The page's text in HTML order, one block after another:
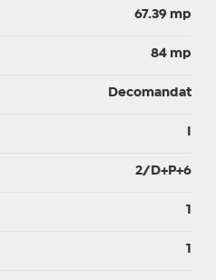
67.39 mp
84 mp
Decomandat
2/D+P+6
1
1